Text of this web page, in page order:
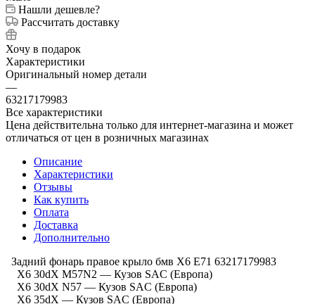
Нашли дешевле?
Рассчитать доставку
Хочу в подарок
Характеристики
Оригинальный номер детали
—
63217179983
Все характеристики
Цена действительна только для интернет-магазина и может
отличаться от цен в розничных магазинах
Описание
Характеристики
Отзывы
Как купить
Оплата
Доставка
Дополнительно
Задний фонарь правое крыло бмв Х6 Е71 63217179983
X6 30dX M57N2 — Кузов SAC (Европа)
X6 30dX N57 — Кузов SAC (Европа)
X6 35dX — Кузов SAC (Европа)